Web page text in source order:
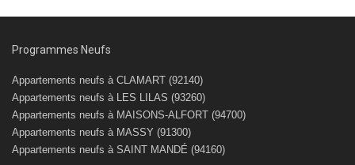
Programmes Neufs
Appartements neufs à CLAMART (92140)
Appartements neufs à LES LILAS (93260)
Appartements neufs à MAISONS-ALFORT (94700)
Appartements neufs à MASSY (91300)
Appartements neufs à SAINT MANDÉ (94160)